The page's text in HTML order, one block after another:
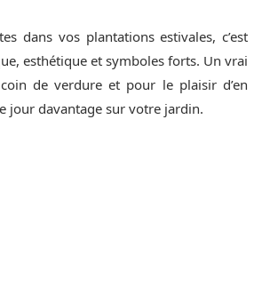
dans vos plantations estivales, c’est
esthétique et symboles forts. Un vrai
de verdure et pour le plaisir d’en
jour davantage sur votre jardin.